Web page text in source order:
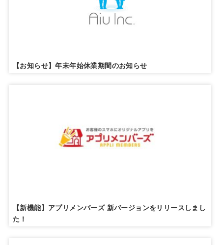
【お知らせ】年末年始休業期間のお知らせ
【新機能】アプリメンバーズ 新バージョンをリリースしまし
た！